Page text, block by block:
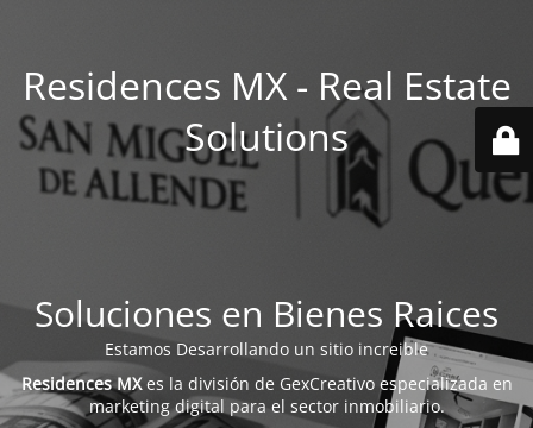
Residences MX - Real Estate
Solutions
Soluciones en Bienes Raices
Estamos Desarrollando un sitio increible
Residences MXes la división de GexCreativo especializada en
marketing digital para el sector inmobiliario.